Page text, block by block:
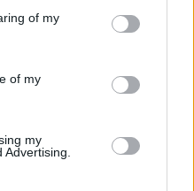
of my
of my
myLOMBARDO